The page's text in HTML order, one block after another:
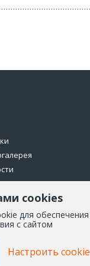
товара
cookies
для обеспечения
с сайтом
Настроить cookie